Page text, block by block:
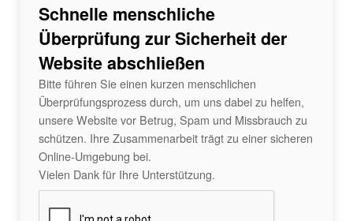
Schnelle menschliche
Überprüfung zur Sicherheit der
Website abschließen
Bitte führen Sie einen kurzen menschlichen
Überprüfungsprozess durch, um uns dabei zu helfen,
unsere Website vor Betrug, Spam und Missbrauch zu
schützen. Ihre Zusammenarbeit trägt zu einer sicheren
Online-Umgebung bei.
Vielen Dank für Ihre Unterstützung.